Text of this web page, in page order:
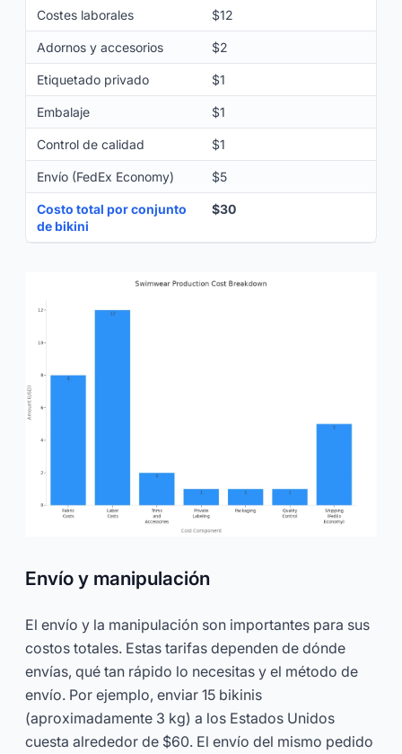
Costes laborales $12
Adornos y accesorios $2
Etiquetado privado $1
Embalaje $1
Control de calidad $1
Envío (FedEx Economy) $5
Costo total por conjunto
de bikini
$30
Envío y manipulación
El envío y la manipulación son importantes para sus
costos totales. Estas tarifas dependen de dónde
envías, qué tan rápido lo necesitas y el método de
envío. Por ejemplo, enviar 15 bikinis
(aproximadamente 3 kg) a los Estados Unidos
cuesta alrededor de $60. El envío del mismo pedido